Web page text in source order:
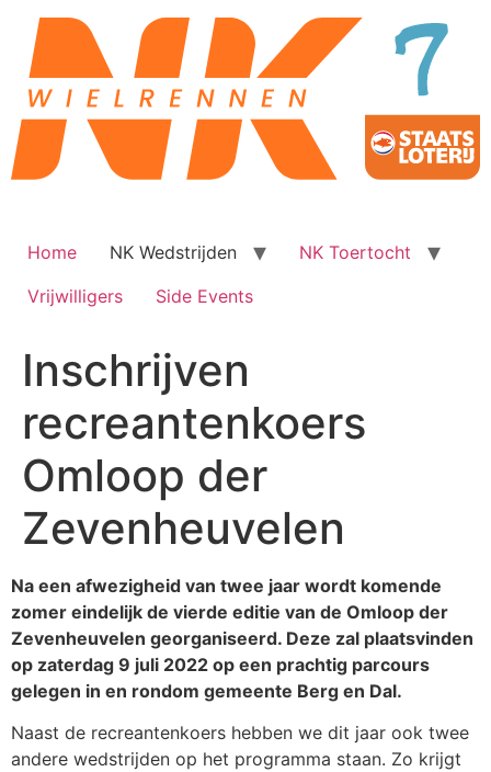
naar
inhoud
Home NK Wedstrijden
NK Toertocht
Vrijwilligers
Side Events
Inschrijven
recreantenkoers
Omloop der
Zevenheuvelen
Na een afwezigheid van twee jaar wordt komende
zomer eindelijk de vierde editie van de Omloop der
Zevenheuvelen georganiseerd. Deze zal plaatsvinden
op zaterdag 9 juli 2022 op een prachtig parcours
gelegen in en rondom gemeente Berg en Dal.
Naast de recreantenkoers hebben we dit jaar ook twee
andere wedstrijden op het programma staan. Zo krijgt